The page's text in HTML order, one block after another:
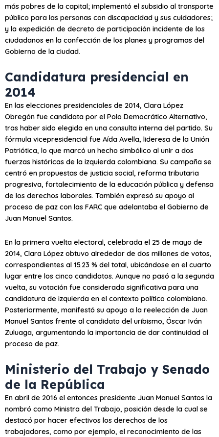
más pobres de la capital; implementó el subsidio al transporte
público para las personas con discapacidad y sus cuidadores;
y la expedición de decreto de participación incidente de los
ciudadanos en la confección de los planes y programas del
Gobierno de la ciudad.
Candidatura presidencial en
2014
En las elecciones presidenciales de 2014, Clara López
Obregón fue candidata por el Polo Democrático Alternativo,
tras haber sido elegida en una consulta interna del partido. Su
fórmula vicepresidencial fue Aída Avella, lideresa de la Unión
Patriótica, lo que marcó un hecho simbólico al unir a dos
fuerzas históricas de la izquierda colombiana. Su campaña se
centró en propuestas de justicia social, reforma tributaria
progresiva, fortalecimiento de la educación pública y defensa
de los derechos laborales. También expresó su apoyo al
proceso de paz con las FARC que adelantaba el Gobierno de
Juan Manuel Santos.
En la primera vuelta electoral, celebrada el 25 de mayo de
2014, Clara López obtuvo alrededor de dos millones de votos,
correspondientes al 15.23 % del total, ubicándose en el cuarto
lugar entre los cinco candidatos. Aunque no pasó a la segunda
vuelta, su votación fue considerada significativa para una
candidatura de izquierda en el contexto político colombiano.
Posteriormente, manifestó su apoyo a la reelección de Juan
Manuel Santos frente al candidato del uribismo, Óscar Iván
Zuluaga, argumentando la importancia de dar continuidad al
proceso de paz.
Ministerio del Trabajo y Senado
de la República
En abril de 2016 el entonces presidente Juan Manuel Santos la
nombró como Ministra del Trabajo, posición desde la cual se
destacó por hacer efectivos los derechos de los
trabajadores, como por ejemplo, el reconocimiento de las